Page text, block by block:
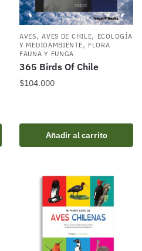
AVES,AVES DE CHILE, ECOLOGÍA
Y MEDIOAMBIENTE, FLORA
FAUNA Y FUNGA
365 Birds Of Chile
$104.000
Añadir al carrito